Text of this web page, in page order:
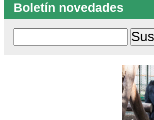
Boletín novedades